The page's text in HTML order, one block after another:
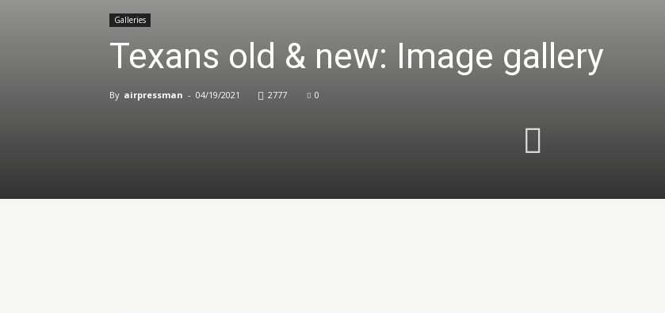
Galleries
Texans old & new: Image gallery
By airpressman - 04/19/2021 2777 0